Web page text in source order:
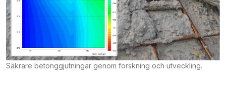
Säkrare betonggjutningar genom forskning och utveckling.